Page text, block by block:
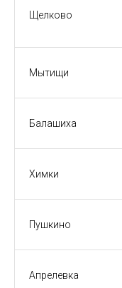
Щелково
Мытищи
Балашиха
Химки
Пушкино
Апрелевка